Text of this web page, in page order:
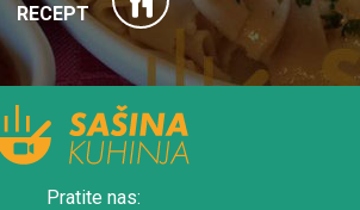
RECEPT
Pratite nas: